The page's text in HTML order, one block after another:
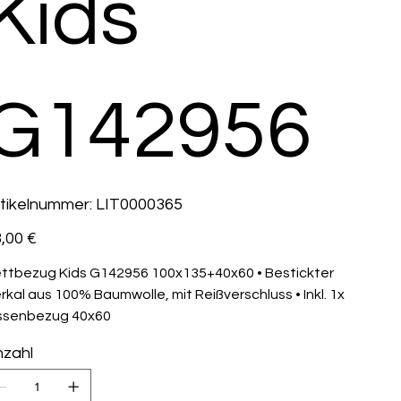
Artikelnummer:
LIT0000365
LIT0000365
€
Kids G142956 100x135+40x60 • Bestickter
aus 100% Baumwolle, mit Reißverschluss • Inkl. 1x
40x60